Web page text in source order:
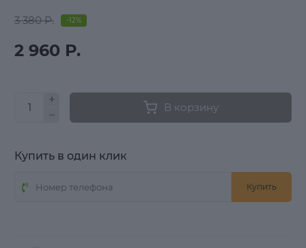
3 380 Р. -12%
2 960 Р.
В корзину
Купить в один клик
Купить